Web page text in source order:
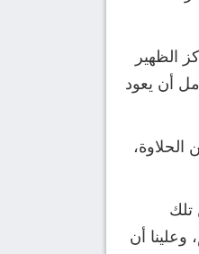
الظهير
أن يعود
الحلاوة،
تلك
أن